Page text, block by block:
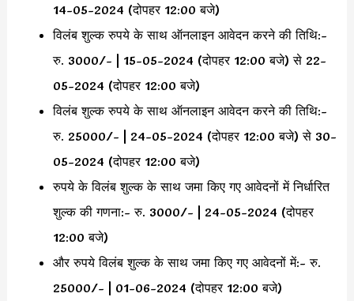
14-05-2024 (दोपहर 12:00 बजे)
विलंब शुल्क रुपये के साथ ऑनलाइन आवेदन करने की तिथि:-
रु. 3000/- | 15-05-2024 (दोपहर 12:00 बजे) से 22-
05-2024 (दोपहर 12:00 बजे)
विलंब शुल्क रुपये के साथ ऑनलाइन आवेदन करने की तिथि:-
रु. 25000/- | 24-05-2024 (दोपहर 12:00 बजे) से 30-
05-2024 (दोपहर 12:00 बजे)
रुपये के विलंब शुल्क के साथ जमा किए गए आवेदनों में निर्धारित
शुल्क की गणना:- रु. 3000/- | 24-05-2024 (दोपहर
12:00 बजे)
और रुपये विलंब शुल्क के साथ जमा किए गए आवेदनों में:- रु.
25000/- | 01-06-2024 (दोपहर 12:00 बजे)